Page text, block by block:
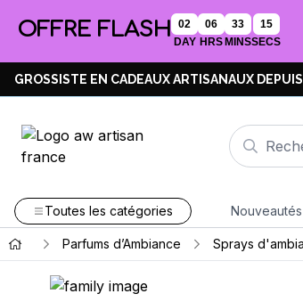
OFFRE FLASH
02
DAY
06
HRS
33
MINS
15
SECS
GROSSISTE EN CADEAUX ARTISANAUX
Toutes les catégories
Parfums d’Ambiance Sprays